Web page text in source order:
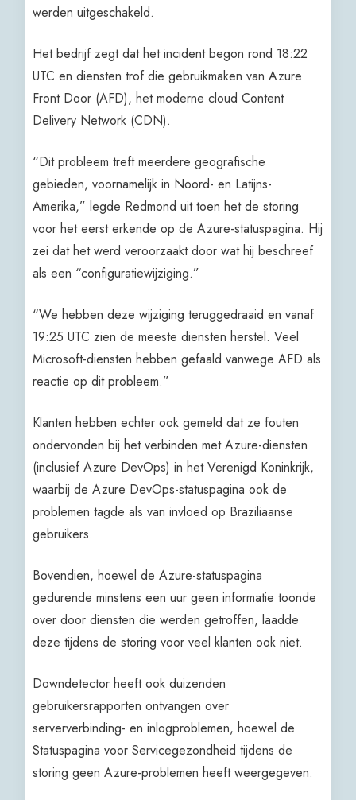
werden uitgeschakeld.
Het bedrijf zegt dat het incident begon rond 18:22
UTC en diensten trof die gebruikmaken van Azure
Front Door (AFD), het moderne cloud Content
Delivery Network (CDN).
“Dit probleem treft meerdere geografische
gebieden, voornamelijk in Noord- en Latijns-
Amerika,” legde Redmond uit toen het de storing
voor het eerst erkende op de Azure-statuspagina. Hij
zei dat het werd veroorzaakt door wat hij beschreef
als een “configuratiewijziging.”
“We hebben deze wijziging teruggedraaid en vanaf
19:25 UTC zien de meeste diensten herstel. Veel
Microsoft-diensten hebben gefaald vanwege AFD als
reactie op dit probleem.”
Klanten hebben echter ook gemeld dat ze fouten
ondervonden bij het verbinden met Azure-diensten
(inclusief Azure DevOps) in het Verenigd Koninkrijk,
waarbij de Azure DevOps-statuspagina ook de
problemen tagde als van invloed op Braziliaanse
gebruikers.
Bovendien, hoewel de Azure-statuspagina
gedurende minstens een uur geen informatie toonde
over door diensten die werden getroffen, laadde
deze tijdens de storing voor veel klanten ook niet.
Downdetector heeft ook duizenden
gebruikersrapporten ontvangen over
serververbinding- en inlogproblemen, hoewel de
Statuspagina voor Servicegezondheid tijdens de
storing geen Azure-problemen heeft weergegeven.